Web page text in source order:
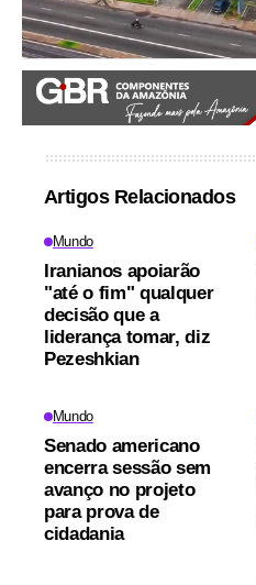
Artigos Relacionados
Mundo
Iranianos apoiarão
"até o fim" qualquer
decisão que a
liderança tomar, diz
Pezeshkian
Mundo
Senado americano
encerra sessão sem
avanço no projeto
para prova de
cidadania